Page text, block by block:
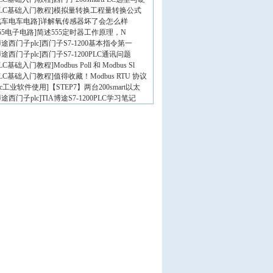
基础入门教程]模拟量转换工程量转换公式
电车电路]详解氧传感器坏了会怎么样
电子电路]简述555定时器工作原理，N
西门子plc]西门子S7-1200基本指令第一
西门子plc]西门子S7-1200PLC通讯问题
基础入门教程]Modbus Poll 和 Modbus Sl
基础入门教程]值得收藏！Modbus RTU 协议
工业软件使用] 【STEP7】两台200smart以太
西门子plc]TIA博途S7-1200PLC学习笔记